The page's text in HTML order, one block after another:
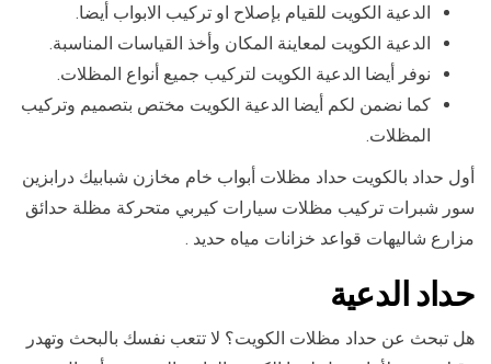
الدعية الكويت للقيام بإصلاح او تركيب الابواب أيضا.
الدعية الكويت لمعاينة المكان وأخذ القياسات المناسبة.
نوفر أيضا الدعية الكويت لتركيب جميع أنواع المظلات.
كما نضمن لكم أيضا الدعية الكويت مختص بتصميم وتركيب
المظلات.
أول حداد بالكويت حداد مظلات أبواب خام مخازن شبابيك درابزين
سور شبرات تركيب مظلات سيارات كيربي متحركة مظلة حدائق
مزارع شاليهات قواعد خزانات مياه حديد .
حداد الدعية
هل تبحث عن حداد مظلات الكويت؟ لا تتعب نفسك بالبحث وتهدر